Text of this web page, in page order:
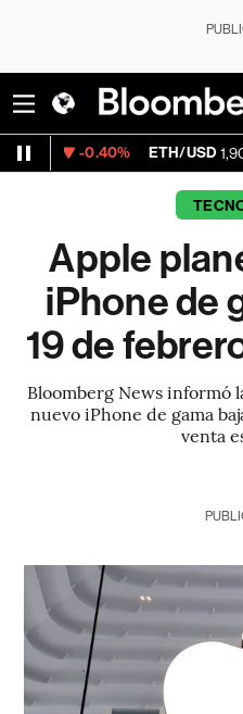
ETH/USD 1,906.733 -
Apple
iPhone de
19 de
Bloomberg News informó
nuevo iPhone de gama
venta